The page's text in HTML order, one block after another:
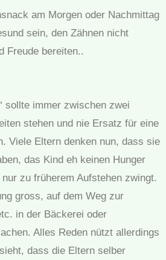
am Morgen oder Nachmittag
sein, den Zähnen nicht
Freude bereiten..
sollte immer zwischen zwei
stehen und nie Ersatz für eine
Viele Eltern denken nun, dass sie
das Kind eh keinen Hunger
zu früherem Aufstehen zwingt.
gross, auf dem Weg zur
in der Bäckerei oder
Alles Reden nützt allerdings
dass die Eltern selber